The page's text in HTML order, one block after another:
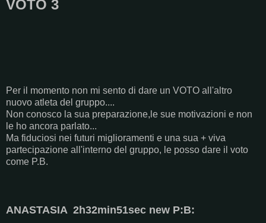
VOTO 3
Per il momento non mi sento di dare un VOTO all'altro
nuovo atleta del gruppo....
Non conosco la sua preparazione,le sue motivazioni e non
le ho ancora parlato...
Ma fiduciosi nei futuri miglioramenti e una sua + viva
partecipazione all'interno del gruppo, le posso dare il voto
come P.B.
ANASTASIA 2h32min51sec new P:B: